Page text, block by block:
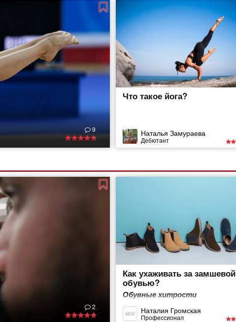
9
Что такое йога?
Наталья Замураева
Дебютант
2
Как ухаживать за замшевой
обувью?
Обувные хитрости
Наталия Громская
Профессионал